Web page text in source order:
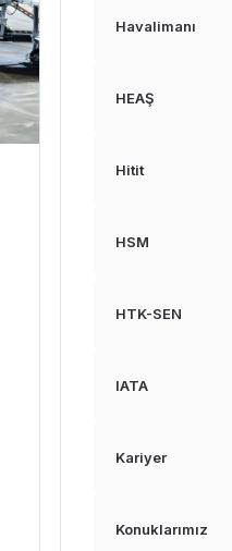
Havalimanı
HEAŞ
Hitit
HSM
HTK-SEN
IATA
Kariyer
Konuklarımız